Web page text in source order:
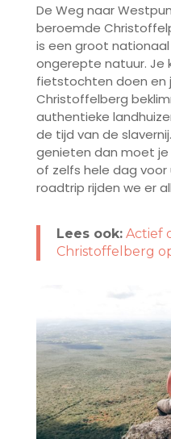
De Weg naar
beroemde
is een groot
ongerepte natuur. Je
fietstochten doen en
Christoffelberg
authentieke
de tijd van de
genieten dan moet
of zelfs hele dag
roadtrip rijden we er
Lees ook: Actief
Christoffelberg